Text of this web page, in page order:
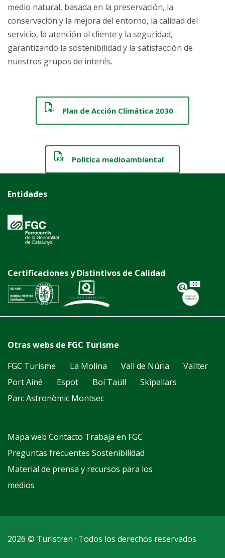
medio natural, basada en la preservación, la
conservación y la mejora del entorno, la calidad del
servicio, la atención al cliente y la seguridad,
garantizando la sostenibilidad y la satisfacción de
nuestros grupos de interés.
Plan de Acción Climática 2030
Política medioambiental
Entidades
Certificaciones y Distintivos de Calidad
Otras webs de FGC Turisme
FGC Turisme
La Molina Vall de Núria
Vallter
Port Ainé
Espot Boí Taüll
Skipallars
Parc Astronòmic Montsec
Mapa web Contacto Trabaja en FGC
Preguntas frecuentes Sostenibilidad
Material de prensa y recursos para los
medios
2026 © Turistren · Todos los derechos reservados